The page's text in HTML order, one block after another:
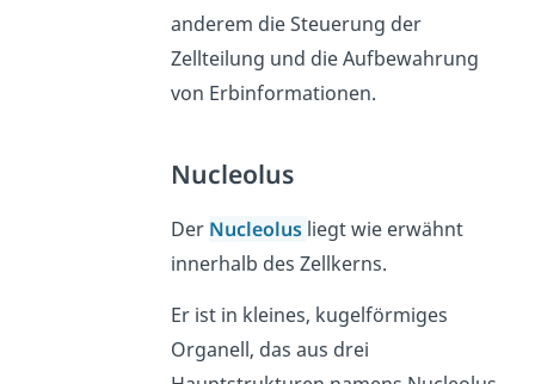
anderem die Steuerung der
Zellteilung und die Aufbewahrung
von Erbinformationen.
Nucleolus
Der Nucleolus liegt wie erwähnt
innerhalb des Zellkerns.
Er ist in kleines, kugelförmiges
Organell, das aus drei